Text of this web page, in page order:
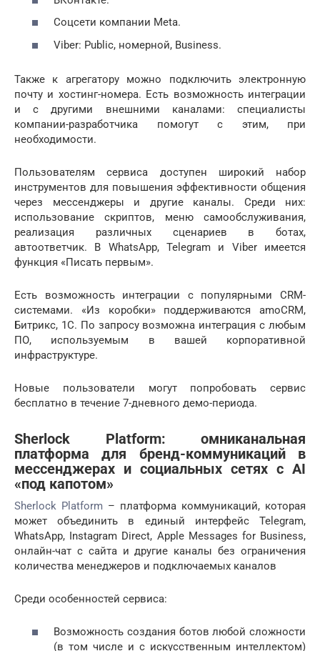
Соцсети компании Meta.
Viber: Public, номерной, Business.
Также к агрегатору можно подключить электронную
почту и хостинг-номера. Есть возможность интеграции
и с другими внешними каналами: специалисты
компании-разработчика помогут с этим, при
необходимости.
Пользователям сервиса доступен широкий набор
инструментов для повышения эффективности общения
через мессенджеры и другие каналы. Среди них:
использование скриптов, меню самообслуживания,
реализация различных сценариев в ботах,
автоответчик. В WhatsApp, Telegram и Viber имеется
функция «Писать первым».
Есть возможность интеграции с популярными CRM-
системами. «Из коробки» поддерживаются amoCRM,
Битрикс, 1С. По запросу возможна интеграция с любым
ПО, используемым в вашей корпоративной
инфраструктуре.
Новые пользователи могут попробовать сервис
бесплатно в течение 7-дневного демо-периода.
Sherlock Platform: омниканальная
платформа для бренд-коммуникаций в
мессенджерах и социальных сетях с AI
«под капотом»
Sherlock Platform – платформа коммуникаций, которая
может объединить в единый интерфейс Telegram,
WhatsApp, Instagram Direct, Apple Messages for Business,
онлайн-чат с сайта и другие каналы без ограничения
количества менеджеров и подключаемых каналов
Среди особенностей сервиса:
Возможность создания ботов любой сложности
(в том числе и с искусственным интеллектом)